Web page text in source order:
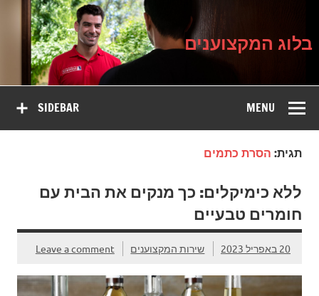
בלוג
המקצוענים
על עיצוב, שיפוץ וטיפוח הבית
בלוג המקצוענים
SIDEBAR MENU
תגית: הסרת כתמים
ללא כימיקלים: כך מנקים את הבית עם
חומרים טבעיים
20 באפריל 2023 שירות המקצוענים Leave a comment